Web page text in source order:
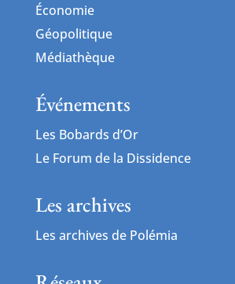
Économie
Géopolitique
Médiathèque
Événements
Les Bobards d’Or
Le Forum de la Dissidence
Les archives
Les archives de Polémia